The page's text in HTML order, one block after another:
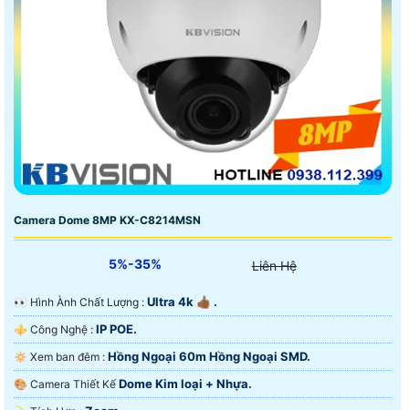
Camera Dome 8MP KX-C8214MSN
5%-35% Liên Hệ
️👀 Hình Ành Chất Lượng : Ultra 4k 👍🏾 .
⚜️ Công Nghệ : IP POE.
🔅 Xem ban đêm : Hồng Ngoại 60m Hồng Ngoại SMD.
🎨 Camera Thiết Kế Dome Kim loại + Nhựa.